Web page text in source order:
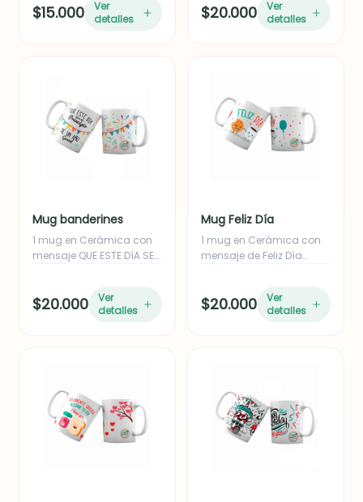
$15.000
Ver
detalles
$20.000
Ver
detalles
Mug banderines
1 mug en Cerámica con
mensaje QUE ESTE DíA SEA
$20.000
Ver
detalles
Mug Feliz Día
1 mug en Cerámica con
mensaje de Feliz Día
$20.000
Ver
detalles